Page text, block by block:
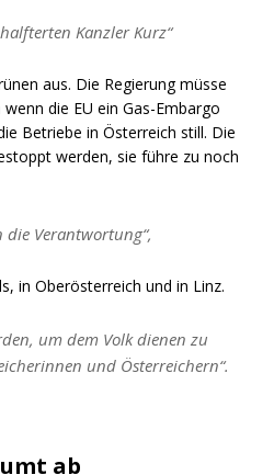
Kanzler Kurz“
aus. Die Regierung müsse
die EU ein Gas-Embargo
Betriebe in Österreich still. Die
werden, sie führe zu noch
die Verantwortung“,
in Oberösterreich und in Linz.
um dem Volk dienen zu
und Österreichern“.
ab